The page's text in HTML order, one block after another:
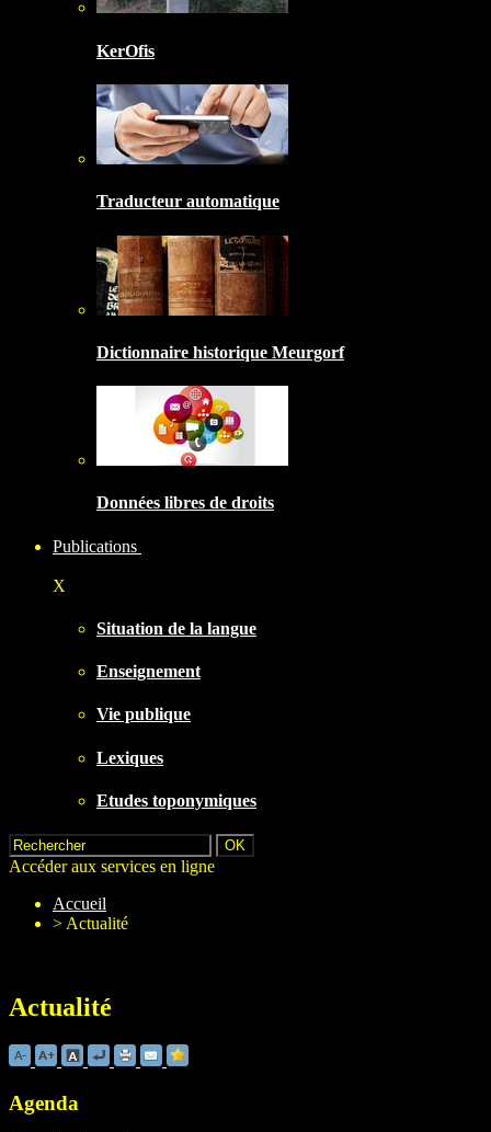
KerOfis
Traducteur automatique
Dictionnaire historique Meurgorf
Données libres de droits
Publications
X
Situation de la langue
Enseignement
Vie publique
Lexiques
Etudes toponymiques
Accéder aux services en ligne
Accueil
> Actualité
Actualité
Agenda